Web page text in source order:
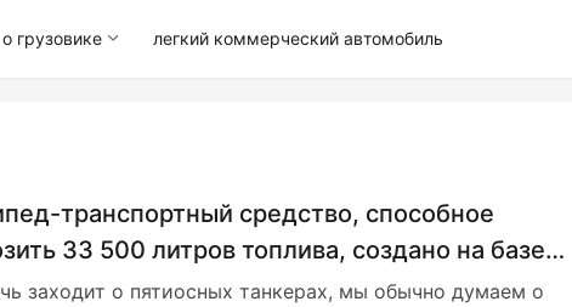
грузовике легкий коммерческий автомобиль
транспортный средство, способное
33 500 литров топлива, создано на базе
Scania 500R. Это первый в мире топливный
заходит о пятиосных танкерах, мы обычно думаем о